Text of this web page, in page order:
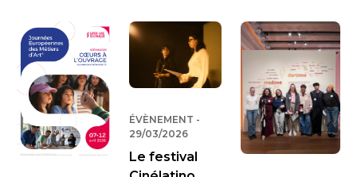
ÉVÈNEMENT - PUBLIÉ LE
29/03/2026
Le festival